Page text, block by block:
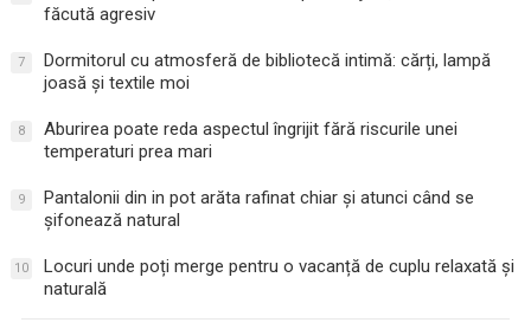
făcută agresiv
7
Dormitorul cu atmosferă de bibliotecă intimă: cărți, lampă
joasă și textile moi
8
Aburirea poate reda aspectul îngrijit fără riscurile unei
temperaturi prea mari
9
Pantalonii din in pot arăta rafinat chiar și atunci când se
șifonează natural
10
Locuri unde poți merge pentru o vacanță de cuplu relaxată și
naturală